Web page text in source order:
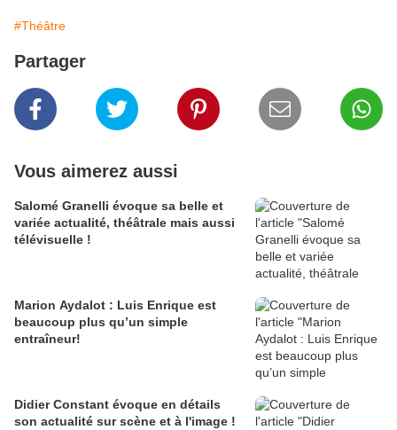
#Théâtre
Partager
Vous aimerez aussi
Salomé Granelli évoque sa belle et
variée actualité, théâtrale mais aussi
télévisuelle !
Marion Aydalot : Luis Enrique est
beaucoup plus qu’un simple
entraîneur!
Didier Constant évoque en détails
son actualité sur scène et à l'image !